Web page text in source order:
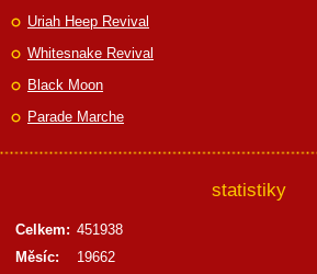
Uriah Heep Revival
Whitesnake Revival
Black Moon
Parade Marche
statistiky
Celkem: 451938
Měsíc:
19662